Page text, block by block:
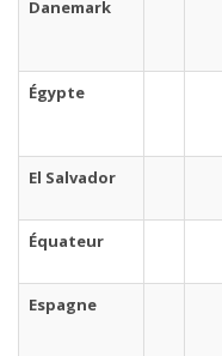
Danemark
Égypte
El Salvador
Équateur
Espagne